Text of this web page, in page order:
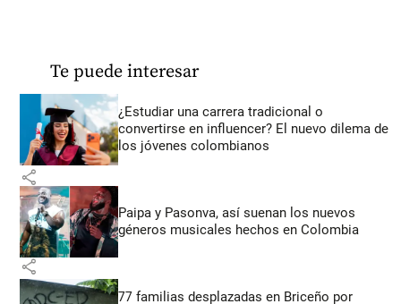
Te puede interesar
¿Estudiar una carrera tradicional o
convertirse en influencer? El nuevo dilema de
los jóvenes colombianos
share
Paipa y Pasonva, así suenan los nuevos
géneros musicales hechos en Colombia
share
77 familias desplazadas en Briceño por